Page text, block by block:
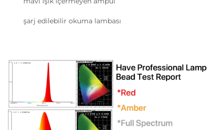
şarj edilebilir okuma lambası